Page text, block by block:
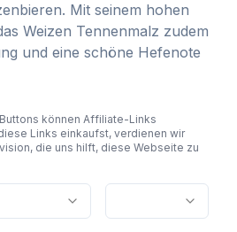
Mit seinem hohen
Weizen Tennenmalz zudem
und eine schöne Hefenote
können Affiliate-Links
Links einkaufst, verdienen wir
die uns hilft, diese Webseite zu